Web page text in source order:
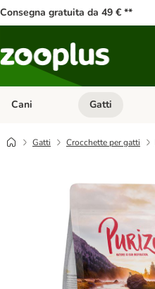
Consegna gratuita da 49 € **
Cani Apri Menu
Gatti
Gatti Crocchette per gatti